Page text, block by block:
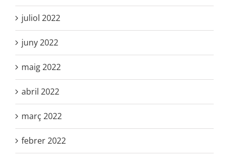
juliol 2022
juny 2022
maig 2022
abril 2022
març 2022
febrer 2022